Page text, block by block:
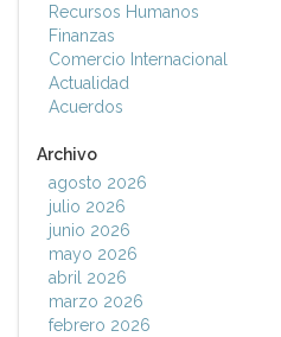
Recursos Humanos
Finanzas
Comercio Internacional
Actualidad
Acuerdos
Archivo
agosto 2026
julio 2026
junio 2026
mayo 2026
abril 2026
marzo 2026
febrero 2026